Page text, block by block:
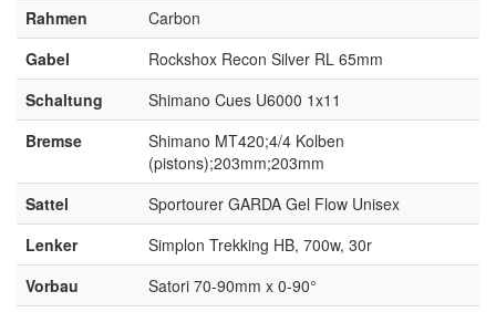
Rahmen
Carbon
Gabel
Rockshox Recon Silver RL 65mm
Schaltung
Shimano Cues U6000 1x11
Bremse
Shimano MT420;4/4 Kolben
(pistons);203mm;203mm
Sattel
Sportourer GARDA Gel Flow Unisex
Lenker
Simplon Trekking HB, 700w, 30r
Vorbau
Satori 70-90mm x 0-90°